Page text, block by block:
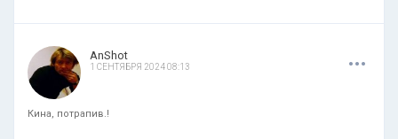
AnShot
1 СЕНТЯБРЯ 2024 08:13 ...
Кина, потрапив.!